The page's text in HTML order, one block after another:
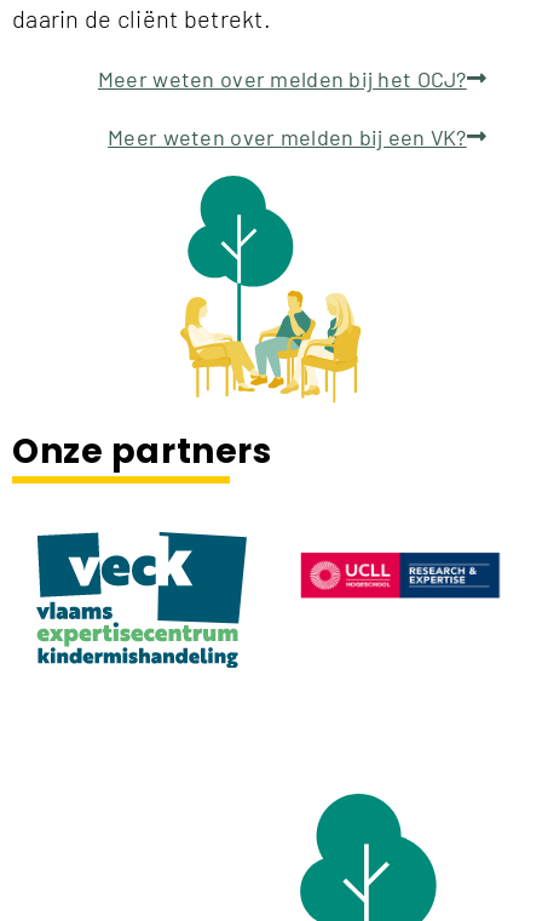
daarin de cliënt betrekt.
Meer weten over melden bij het OCJ?
Meer weten over melden bij een VK?
Onze partners